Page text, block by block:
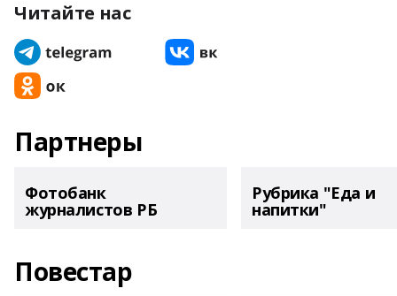
Читайте нас
Партнеры
Фотобанк
журналистов РБ
Рубрика "Еда и
напитки"
Повестар